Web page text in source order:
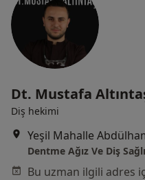
Dt. Mustafa
Diş hekimi
Dentme Ağız Ve Diş